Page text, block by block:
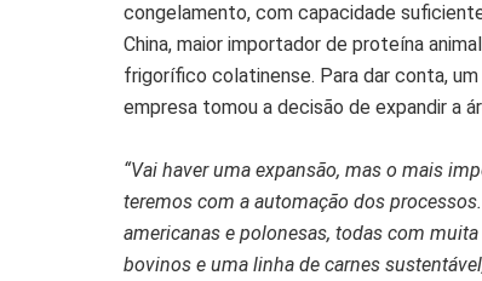
congelamento, com capacidade
China, maior importador de proteína
frigorífico colatinense. Para dar conta,
empresa tomou a decisão de expandir a
“Vai haver uma expansão, mas o mais
teremos com a automação dos
americanas e polonesas, todas com
bovinos e uma linha de carnes